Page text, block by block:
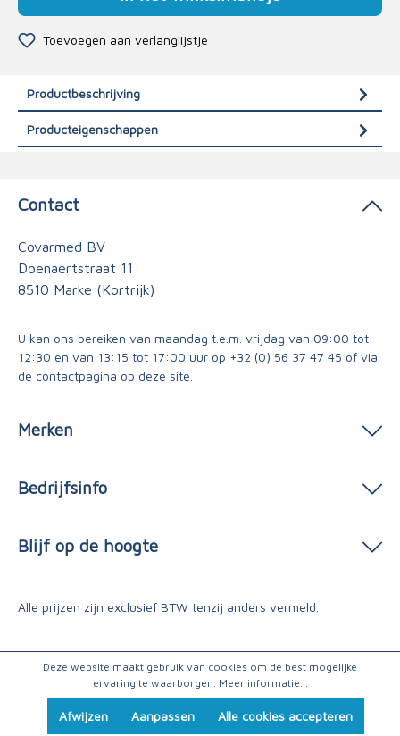
Toevoegen aan verlanglijstje
Productbeschrijving
Producteigenschappen
Contact
Covarmed BV
Doenaertstraat 11
8510 Marke (Kortrijk)
U kan ons bereiken van maandag t.e.m. vrijdag van 09:00 tot
12:30 en van 13:15 tot 17:00 uur op +32 (0) 56 37 47 45 of via
de contactpagina op deze site.
Merken
Bedrijfsinfo
Blijf op de hoogte
Alle prijzen zijn exclusief BTW tenzij anders vermeld.
Deze website maakt gebruik van cookies om de best mogelijke
ervaring te waarborgen. Meer informatie...
Afwijzen Aanpassen Alle cookies accepteren